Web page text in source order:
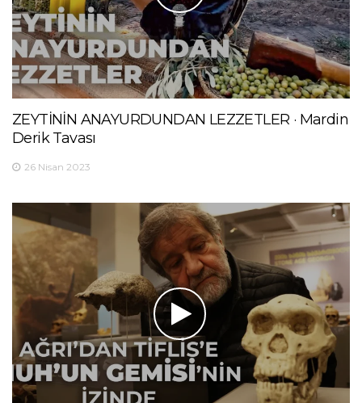
ZEYTİNİN ANAYURDUNDAN LEZZETLER · Mardin
Derik Tavası
26 Nisan 2023